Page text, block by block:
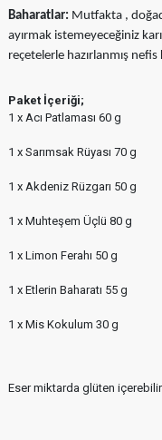
Baharatlar: Mutfakta ,
ayırmak istemeyeceğiniz
reçetelerle hazırlanmış nefis
Paket İçeriği;
1 x Acı Patlaması 60 g
1 x Sarımsak Rüyası 70 g
1 x Akdeniz Rüzgarı 50 g
1 x Muhteşem Üçlü 80 g
1 x Limon Ferahı 50 g
1 x Etlerin Baharatı 55 g
1 x Mis Kokulum 30 g
Eser miktarda glüten içerebilir.